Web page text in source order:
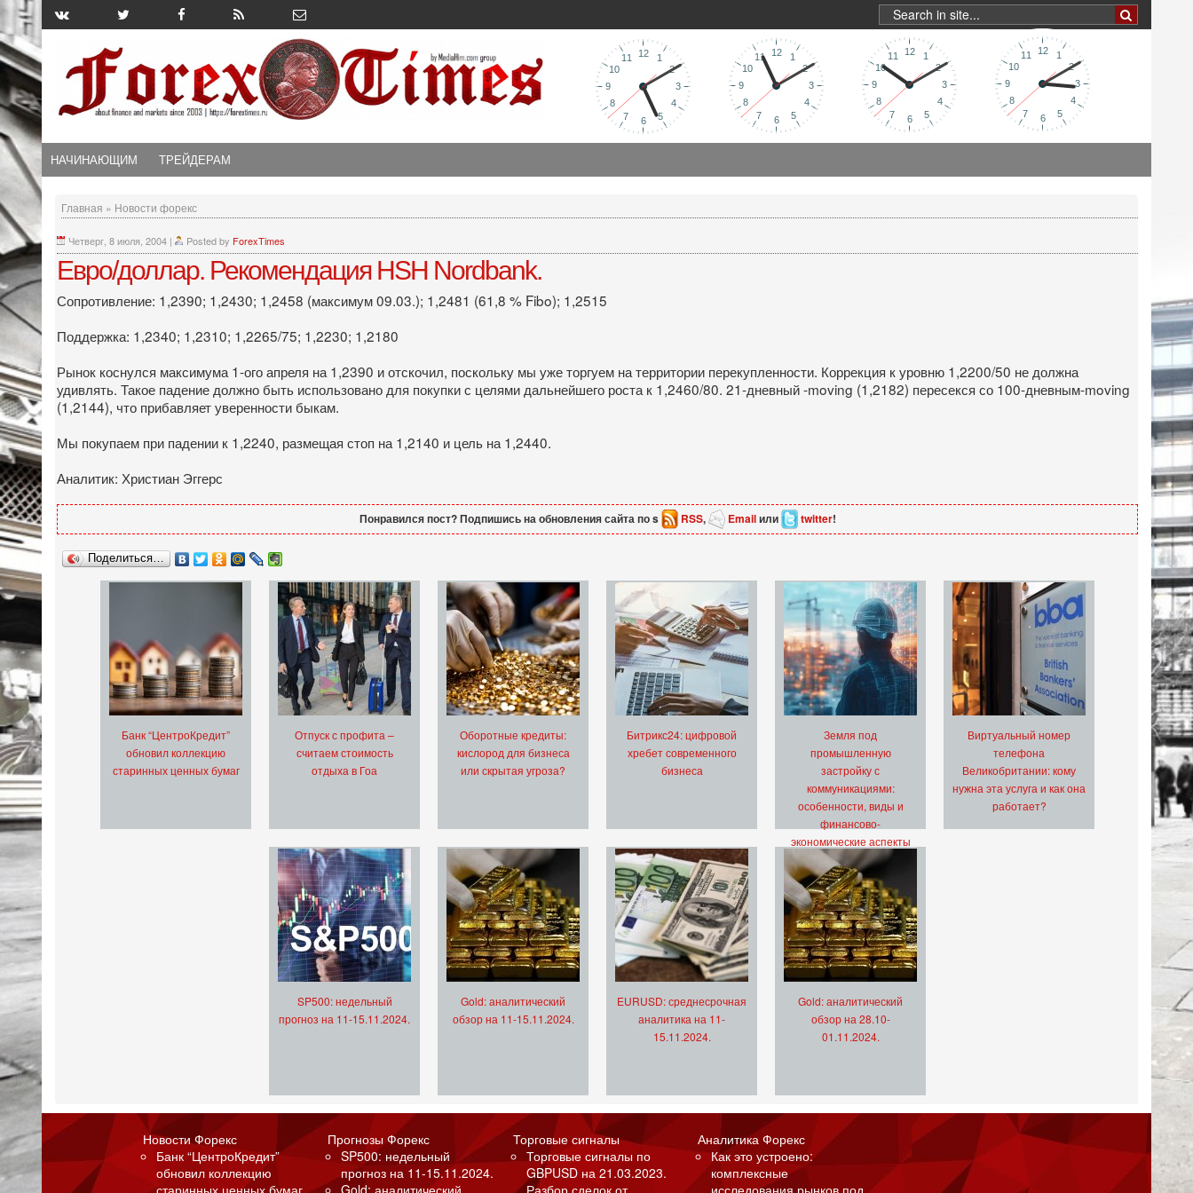
НАЧИНАЮЩИМ ТРЕЙДЕРАМ
Главная » Новости форекс
Четверг, 8 июля, 2004 | Posted by ForexTimes
Евро/доллар. Рекомендация HSH Nordbank.
Сопротивление: 1,2390; 1,2430; 1,2458 (максимум 09.03.); 1,2481 (61,8 % Fibo); 1,2515
Поддержка: 1,2340; 1,2310; 1,2265/75; 1,2230; 1,2180
Рынок коснулся максимума 1-ого апреля на 1,2390 и отскочил, поскольку мы уже торгуем на территории перекупленности. Коррекция к уровню 1,2200/50 не должна
удивлять. Такое падение должно быть использовано для покупки с целями дальнейшего роста к 1,2460/80. 21-дневный -moving (1,2182) пересекся со 100-дневным-moving
(1,2144), что прибавляет уверенности быкам.
Мы покупаем при падении к 1,2240, размещая стоп на 1,2140 и цель на 1,2440.
Аналитик: Христиан Эггерс
Понравился пост? Подпишись на обновления сайта по s RSS, Emailили twitter!
Поделиться…
Банк “ЦентроКредит”
обновил коллекцию
старинных ценных бумаг
Отпуск с профита –
считаем стоимость
отдыха в Гоа
Оборотные кредиты:
кислород для бизнеса
или скрытая угроза?
Битрикс24: цифровой
хребет современного
бизнеса
Земля под
промышленную
застройку с
коммуникациями:
особенности, виды и
финансово-
экономические аспекты
Виртуальный номер
телефона
Великобритании: кому
нужна эта услуга и как она
работает?
SP500: недельный
прогноз на 11-15.11.2024.
Gold: аналитический
обзор на 11-15.11.2024.
EURUSD: среднесрочная
аналитика на 11-
15.11.2024.
Gold: аналитический
обзор на 28.10-
01.11.2024.
Новости Форекс
Банк “ЦентроКредит”
обновил коллекцию
Прогнозы Форекс
SP500: недельный
прогноз на 11-15.11.2024.
Торговые сигналы
Торговые сигналы по
GBPUSD на 21.03.2023.
Аналитика Форекс
Как это устроено:
комплексные